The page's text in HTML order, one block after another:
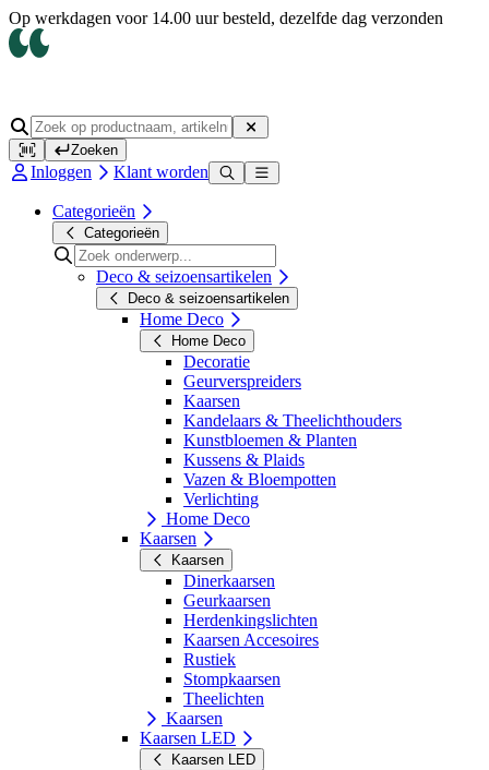
Op werkdagen voor 14.00 uur besteld, dezelfde dag verzonden
Zoeken
Inloggen Klant worden
Categorieën
Categorieën
Deco & seizoensartikelen
Deco & seizoensartikelen
Home Deco
Home Deco
Decoratie
Geurverspreiders
Kaarsen
Kandelaars & Theelichthouders
Kunstbloemen & Planten
Kussens & Plaids
Vazen & Bloempotten
Verlichting
Home Deco
Kaarsen
Kaarsen
Dinerkaarsen
Geurkaarsen
Herdenkingslichten
Kaarsen Accesoires
Rustiek
Stompkaarsen
Theelichten
Kaarsen
Kaarsen LED
Kaarsen LED